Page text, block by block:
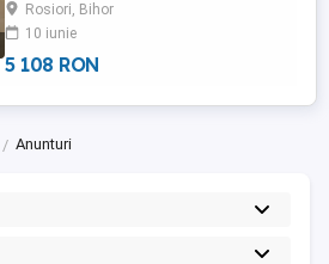
birouri e acoperit cu gresie. Cladirile este
prevazuta cu geamuri termopan si curent
trifazic, ...
Rosiori, Bihor
10 iunie
5 108 RON
Anunturi